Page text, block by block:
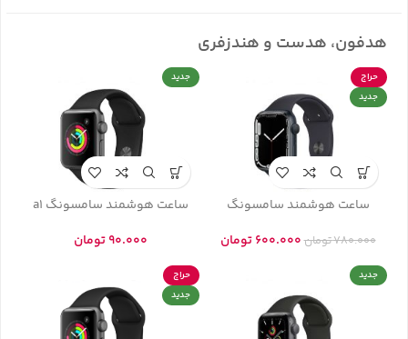
هدفون، هدست و هندزفری
حراج
جدید
ساعت هوشمند سامسونگ
780.000تومان600.000 تومان
جدید
ساعت هوشمند سامسونگ a1
90.000 تومان
جدید
حراج
جدید